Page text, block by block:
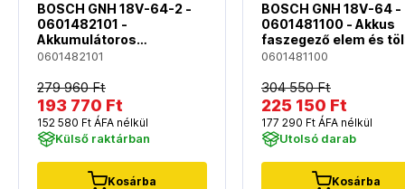
BOSCH GNH 18V-64-2 -
0601482101 -
Akkumulátoros
szegélyező faipari
és töltő nélkül
0601482101
279 960 Ft
193 770 Ft
152 580 Ft ÁFA nélkül
Külső raktárban
Kosárba
BOSCH GNH 18V-64 -
0601481100 - Akkus
faszegező elem és
nélkül
0601481100
304 550 Ft
225 150 Ft
177 290 Ft ÁFA nélkül
Utolsó darab
Kosárba